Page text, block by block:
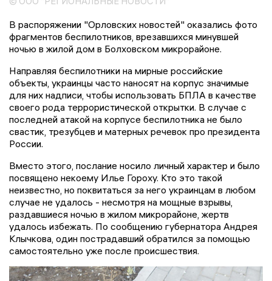
В распоряжении "Орловских новостей" оказались фото
фрагментов беспилотников, врезавшихся минувшей
ночью в жилой дом в Болховском микрорайоне.
Направляя беспилотники на мирные российские
объекты, украинцы часто наносят на корпус значимые
для них надписи, чтобы использовать БПЛА в качестве
своего рода террористической открытки. В случае с
последней атакой на корпусе беспилотника не было
свастик, трезубцев и матерных речевок про президента
России.
Вместо этого, послание носило личный характер и было
посвящено некоему Илье Гороху. Кто это такой
неизвестно, но поквитаться за него украинцам в любом
случае не удалось - несмотря на мощные взрывы,
раздавшиеся ночью в жилом микрорайоне, жертв
удалось избежать. По сообщению губернатора Андрея
Клычкова, один пострадавший обратился за помощью
самостоятельно уже после происшествия.